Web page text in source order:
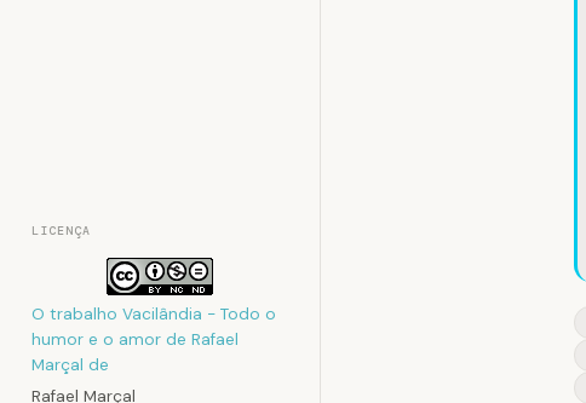
LICENÇA
O trabalho Vacilândia - Todo o
humor e o amor de Rafael
Marçal de
Rafael Marçal